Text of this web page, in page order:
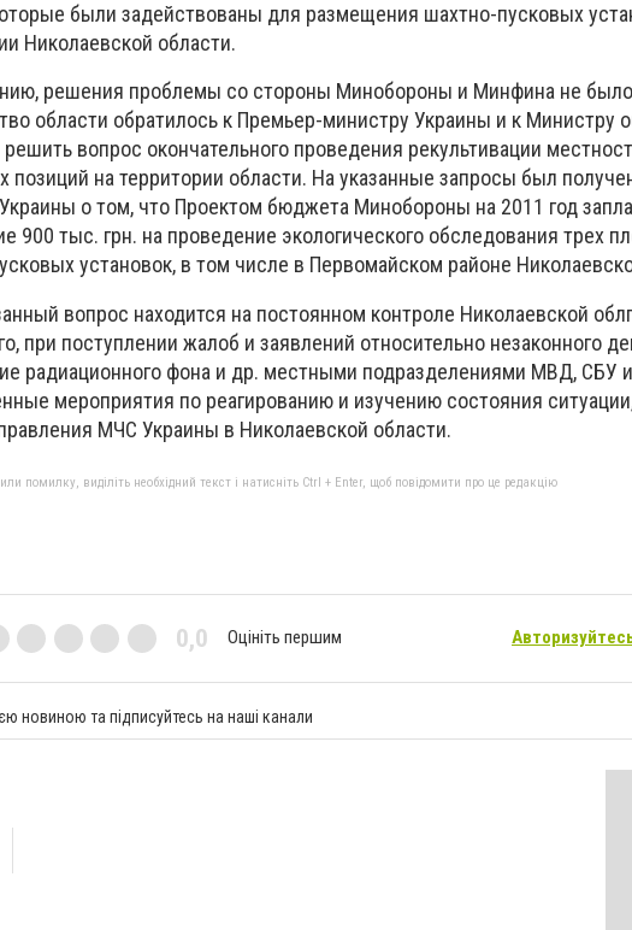
были задействованы для размещения шахтно-пусковых
Николаевской области.
решения проблемы со стороны Минобороны и Минфина не
области обратилось к Премьер-министру Украины и к Министру
решить вопрос окончательного проведения рекультивации
позиций на территории области. На указанные запросы был
о том, что Проектом бюджета Минобороны на 2011 год
900 тыс. грн. на проведение экологического обследования трех
установок, в том числе в Первомайском районе
вопрос находится на постоянном контроле Николаевской
при поступлении жалоб и заявлений относительно незаконного
радиационного фона и др. местными подразделениями МВД, СБУ
мероприятия по реагированию и изучению состояния
МЧС Украины в Николаевской области.
помилку, виділіть необхідний текст і натисніть Ctrl + Enter, щоб повідомити про це редакцію
0,0 Оцініть першим
новиною та підписуйтесь на наші канали